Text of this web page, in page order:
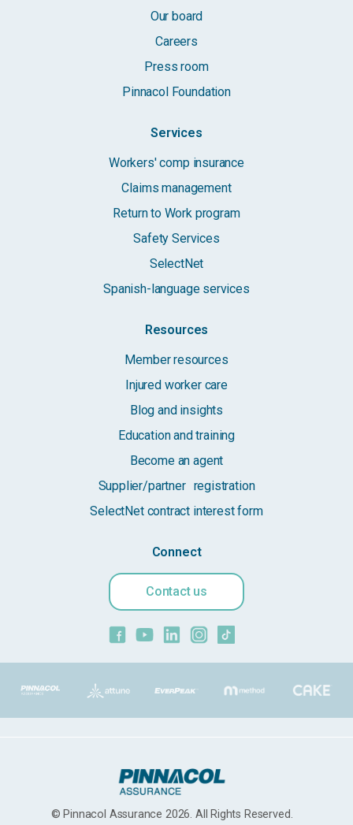
Our board
Careers
Press room
Pinnacol Foundation
Services
Workers' comp insurance
Claims management
Return to Work program
Safety Services
SelectNet
Spanish-language services
Resources
Member resources
Injured worker care
Blog and insights
Education and training
Become an agent
Supplier/partner registration
SelectNet contract interest form
Connect
Contact us
© Pinnacol Assurance 2026. All Rights Reserved.